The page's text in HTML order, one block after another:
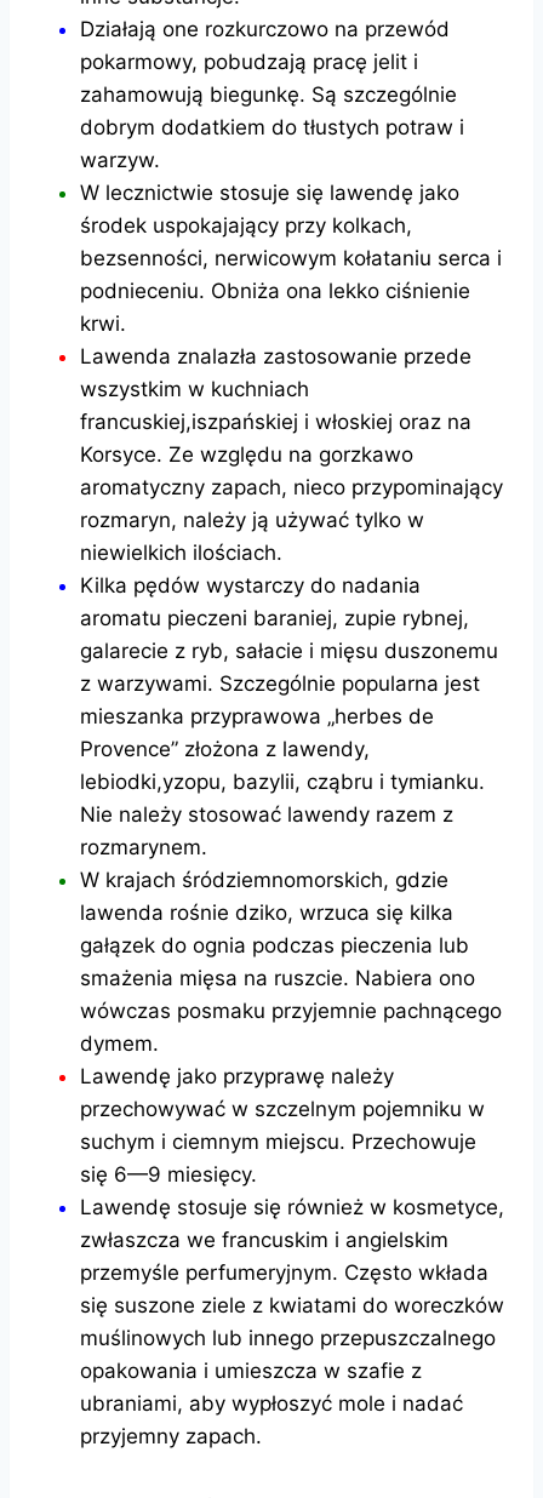
Działają one rozkurczowo na przewód
pokarmowy, pobudzają pracę jelit i
zahamowują biegunkę. Są szczególnie
dobrym dodatkiem do tłustych potraw i
warzyw.
W lecznictwie stosuje się lawendę jako
środek uspokajający przy kolkach,
bezsenności, nerwicowym kołataniu serca i
podnieceniu. Obniża ona lekko ciśnienie
krwi.
Lawenda znalazła zastosowanie przede
wszystkim w kuchniach
francuskiej,iszpańskiej i włoskiej oraz na
Korsyce. Ze względu na gorzkawo
aromatyczny zapach, nieco przypominający
rozmaryn, należy ją używać tylko w
niewielkich ilościach.
Kilka pędów wystarczy do nadania
aromatu pieczeni baraniej, zupie rybnej,
galarecie z ryb, sałacie i mięsu duszonemu
z warzywami. Szczególnie popularna jest
mieszanka przyprawowa „herbes de
Provence” złożona z lawendy,
lebiodki,yzopu, bazylii, cząbru i tymianku.
Nie należy stosować lawendy razem z
rozmarynem.
W krajach śródziemnomorskich, gdzie
lawenda rośnie dziko, wrzuca się kilka
gałązek do ognia podczas pieczenia lub
smażenia mięsa na ruszcie. Nabiera ono
wówczas posmaku przyjemnie pachnącego
dymem.
Lawendę jako przyprawę należy
przechowywać w szczelnym pojemniku w
suchym i ciemnym miejscu. Przechowuje
się 6—9 miesięcy.
Lawendę stosuje się również w kosmetyce,
zwłaszcza we francuskim i angielskim
przemyśle perfumeryjnym. Często wkłada
się suszone ziele z kwiatami do woreczków
muślinowych lub innego przepuszczalnego
opakowania i umieszcza w szafie z
ubraniami, aby wypłoszyć mole i nadać
przyjemny zapach.